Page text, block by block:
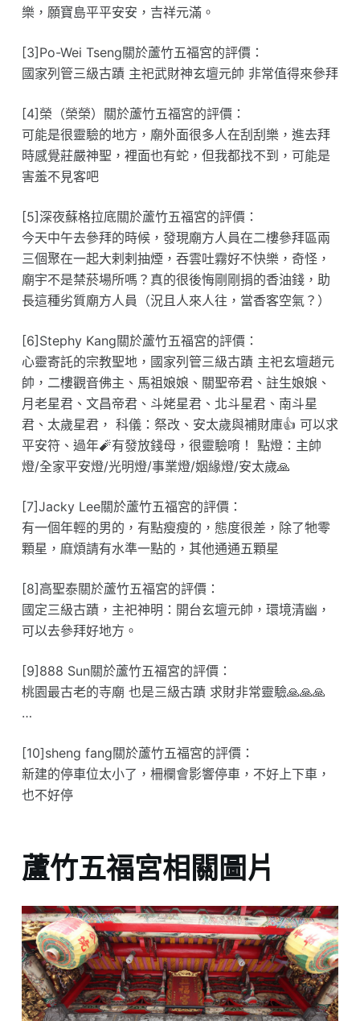
樂，願寶島平平安安，吉祥元滿。
[3]Po-Wei Tseng關於蘆竹五福宮的評價：
國家列管三級古蹟 主祀武財神玄壇元帥 非常值得來參拜
[4]榮（榮榮）關於蘆竹五福宮的評價：
可能是很靈驗的地方，廟外面很多人在刮刮樂，進去拜
時感覺莊嚴神聖，裡面也有蛇，但我都找不到，可能是
害羞不見客吧
[5]深夜蘇格拉底關於蘆竹五福宮的評價：
今天中午去參拜的時候，發現廟方人員在二樓參拜區兩
三個聚在一起大剌剌抽煙，吞雲吐霧好不快樂，奇怪，
廟宇不是禁菸場所嗎？真的很後悔剛剛捐的香油錢，助
長這種劣質廟方人員（況且人來人往，當香客空氣？）
[6]Stephy Kang關於蘆竹五福宮的評價：
心靈寄託的宗教聖地，國家列管三級古蹟 主祀玄壇趙元
帥，二樓觀音佛主、馬祖娘娘、關聖帝君、註生娘娘、
月老星君、文昌帝君、斗姥星君、北斗星君、南斗星
君、太歲星君， 科儀：祭改、安太歲與補財庫👍 可以求
平安符、過年🧨有發放錢母，很靈驗唷！ 點燈：主帥
燈/全家平安燈/光明燈/事業燈/姻緣燈/安太歲🙏
[7]Jacky Lee關於蘆竹五福宮的評價：
有一個年輕的男的，有點瘦瘦的，態度很差，除了牠零
顆星，麻煩請有水準一點的，其他通通五顆星
[8]高聖泰關於蘆竹五福宮的評價：
國定三級古蹟，主祀神明：開台玄壇元帥，環境清幽，
可以去參拜好地方。
[9]888 Sun關於蘆竹五福宮的評價：
桃園最古老的寺廟 也是三級古蹟 求財非常靈驗🙏🙏🙏
…
[10]sheng fang關於蘆竹五福宮的評價：
新建的停車位太小了，柵欄會影響停車，不好上下車，
也不好停
蘆竹五福宮相關圖片